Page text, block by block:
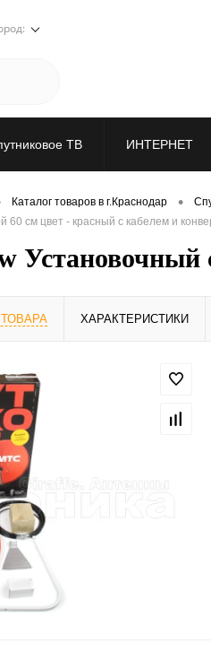
ТВ ИНТЕРНЕТ
Каталог товаров в г.Краснодар •
см цвет - красный с кабелем и
ХАРАКТЕРИСТИКИ